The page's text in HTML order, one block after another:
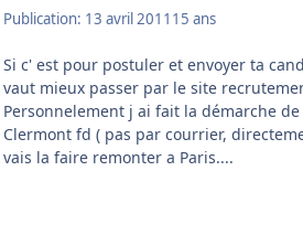
Publication: 13 avril 2011 15 ans
Si c' est pour postuler et envoyer ta
vaut mieux passer par le site
Personnelement j ai fait la démarche
Clermont fd ( pas par courrier,
vais la faire remonter a Paris....